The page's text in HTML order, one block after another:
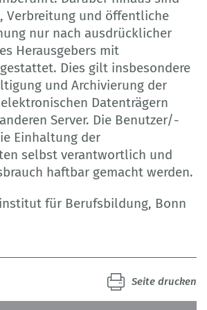
Verbreitung und öffentliche
nur nach ausdrücklicher
Herausgebers mit
Dies gilt insbesondere
und Archivierung der
Datenträgern
Server. Die Benutzer/-
Einhaltung der
selbst verantwortlich und
haftbar gemacht werden.
für Berufsbildung, Bonn
Seite drucken